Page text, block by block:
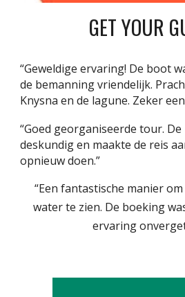
GET YOUR
“Geweldige ervaring! De boot
de bemanning vriendelijk.
Knysna en de lagune. Zeker
“Goed georganiseerde tour.
deskundig en maakte de reis
opnieuw doen.”
“Een fantastische manier
water te zien. De boeking
ervaring